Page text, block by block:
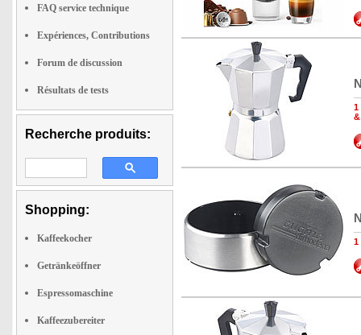
FAQ service technique
Expériences, Contributions
Forum de discussion
Résultats de tests
Recherche produits:
Shopping:
Kaffeekocher
Getränkeöffner
Espressomaschine
Kaffeezubereiter
1
1